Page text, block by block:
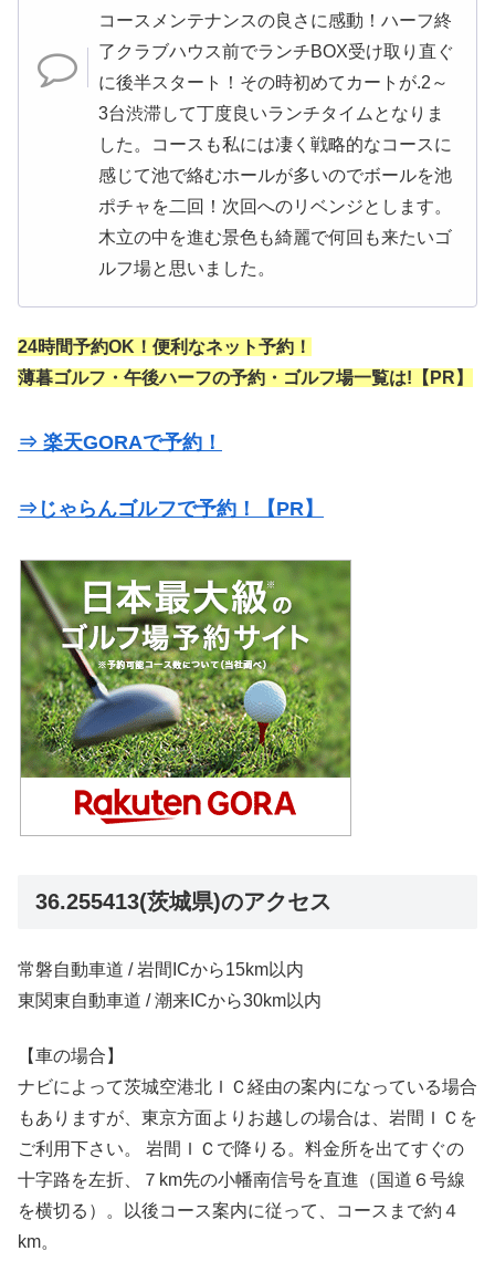
コースメンテナンスの良さに感動！ハーフ終
了クラブハウス前でランチBOX受け取り直ぐ
に後半スタート！その時初めてカートが.2～
3台渋滞して丁度良いランチタイムとなりま
した。コースも私には凄く戦略的なコースに
感じて池で絡むホールが多いのでボールを池
ポチャを二回！次回へのリベンジとします。
木立の中を進む景色も綺麗で何回も来たいゴ
ルフ場と思いました。
24時間予約OK！便利なネット予約！
薄暮ゴルフ・午後ハーフの予約・ゴルフ場一覧は!【PR】
⇒ 楽天GORAで予約！
⇒じゃらんゴルフで予約！【PR】
36.255413(茨城県)のアクセス
常磐自動車道 / 岩間ICから15km以内
東関東自動車道 / 潮来ICから30km以内
【車の場合】
ナビによって茨城空港北ＩＣ経由の案内になっている場合
もありますが、東京方面よりお越しの場合は、岩間ＩＣを
ご利用下さい。 岩間ＩＣで降りる。料金所を出てすぐの
十字路を左折、７km先の小幡南信号を直進（国道６号線
を横切る）。以後コース案内に従って、コースまで約４
km。